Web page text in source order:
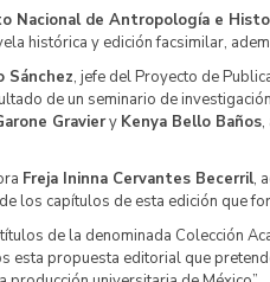
Nacional de Antropología e
histórica y edición facsimilar,
Sánchez, jefe del Proyecto de
de un seminario de
Graviery Kenya Bello Baños
Freja Ininna Cervantes Becerril,
los capítulos de esta edición que
de la denominada Colección
esta propuesta editorial que